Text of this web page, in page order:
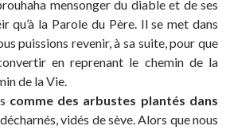
mensonger du diable et de ses
qu’à la Parole du Père. Il se met dans
puissions revenir, à sa suite, pour que
en reprenant le chemin de la
de la Vie.
comme des arbustes plantés dans
vidés de sève. Alors que nous